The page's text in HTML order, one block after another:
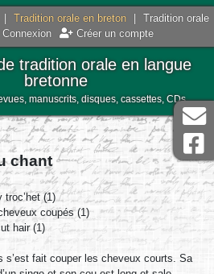
Tradition orale en breton
Tradition orale
Connexion Créer un compte
tradition orale en langue
bretonne
manuscrits, disques, cassettes, CDs
chant
troc’het (1)
coupés (1)
hair (1)
s’est fait couper les cheveux courts. Sa